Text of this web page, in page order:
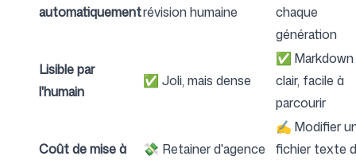
automatiquementrévision humaine
chaque
génération
Lisible par
l'humain
✅ Joli, mais dense
✅ Markdown
clair, facile à
parcourir
Coût de mise à
💸 Retainer d'agence
✍️ Modifier
fichier texte